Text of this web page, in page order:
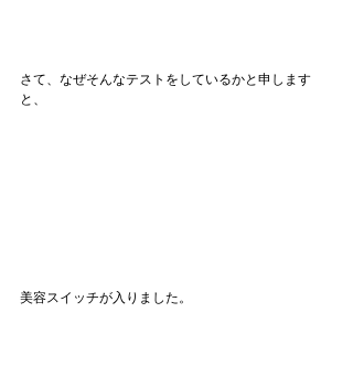
さて、なぜそんなテストをしているかと申します
と、
美容スイッチが入りました。